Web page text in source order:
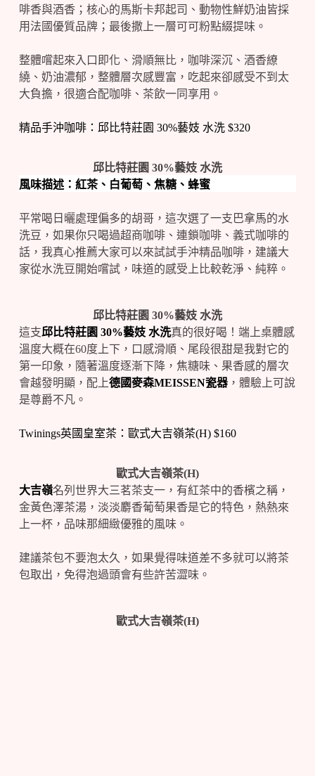
啡香與酒香；核心的馬斯卡邦起司、動物性鮮奶油皆採
用法國優質品牌；最後撒上一層可可粉點綴提味。
整體嚐起來入口即化、滑順無比，咖啡深沉、酒香繚
繞、奶油濃郁，整體層次感豐富，吃起來卻感受不到太
大負擔，很適合配咖啡、茶飲一同享用。
精品手沖咖啡：邱比特莊園 30%藝妓 水洗 $320
邱比特莊園 30%藝妓 水洗
風味描述：紅茶、白葡萄、焦糖、蜂蜜
平常喝日曬處理偏多的胡哥，這次選了一支巴拿馬的水
洗豆，如果你只喝過超商咖啡、連鎖咖啡、義式咖啡的
話，我真心推薦大家可以來試試手沖精品咖啡，建議大
家從水洗豆開始嚐試，味道的感受上比較乾淨、純粹。
邱比特莊園 30%藝妓 水洗
這支邱比特莊園 30%藝妓 水洗真的很好喝！端上桌體感
溫度大概在60度上下，口感滑順、尾段很甜是我對它的
第一印象，隨著溫度逐漸下降，焦糖味、果香感的層次
會越發明顯，配上德國麥森MEISSEN瓷器，體驗上可說
是尊爵不凡。
Twinings英國皇室茶：歐式大吉嶺茶(H) $160
歐式大吉嶺茶(H)
大吉嶺名列世界大三茗茶支一，有紅茶中的香檳之稱，
金黃色澤茶湯，淡淡麝香葡萄果香是它的特色，熱熱來
上一杯，品味那細緻優雅的風味。
建議茶包不要泡太久，如果覺得味道差不多就可以將茶
包取出，免得泡過頭會有些許苦澀味。
歐式大吉嶺茶(H)